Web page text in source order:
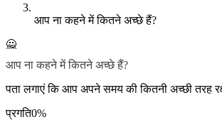
आप ना कहने में कितने अच्छे हैं?
🙅
आप ना कहने में कितने अच्छे हैं?
पता लगाएं कि आप अपने समय की कितनी अच्छी तरह
प्रगति0%